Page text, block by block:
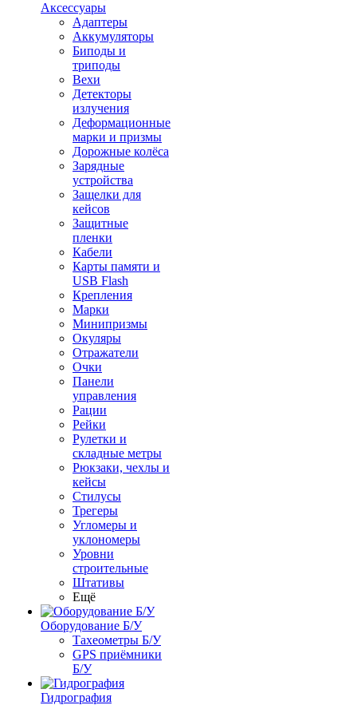
Аксессуары
Адаптеры
Аккумуляторы
Биподы и
триподы
Вехи
Детекторы
излучения
Деформационные
марки и призмы
Дорожные колёса
Зарядные
устройства
Защелки для
кейсов
Защитные
пленки
Кабели
Карты памяти и
USB Flash
Крепления
Марки
Минипризмы
Окуляры
Отражатели
Очки
Панели
управления
Рации
Рейки
Рулетки и
складные метры
Рюкзаки, чехлы и
кейсы
Стилусы
Трегеры
Угломеры и
уклономеры
Уровни
строительные
Штативы
Ещё
Оборудование Б/У
Тахеометры Б/У
GPS приёмники
Б/У
Гидрография